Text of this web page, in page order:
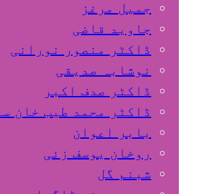
جمیل مرغز
جاوید قاضی
ڈاکٹر منصور نورانی
نوشابہ صدیقی
ڈاکٹر صدف اکبر
ڈاکٹر محمد طیب خان
بابر اعوان
روخان یوسف زئی
شبنم گل